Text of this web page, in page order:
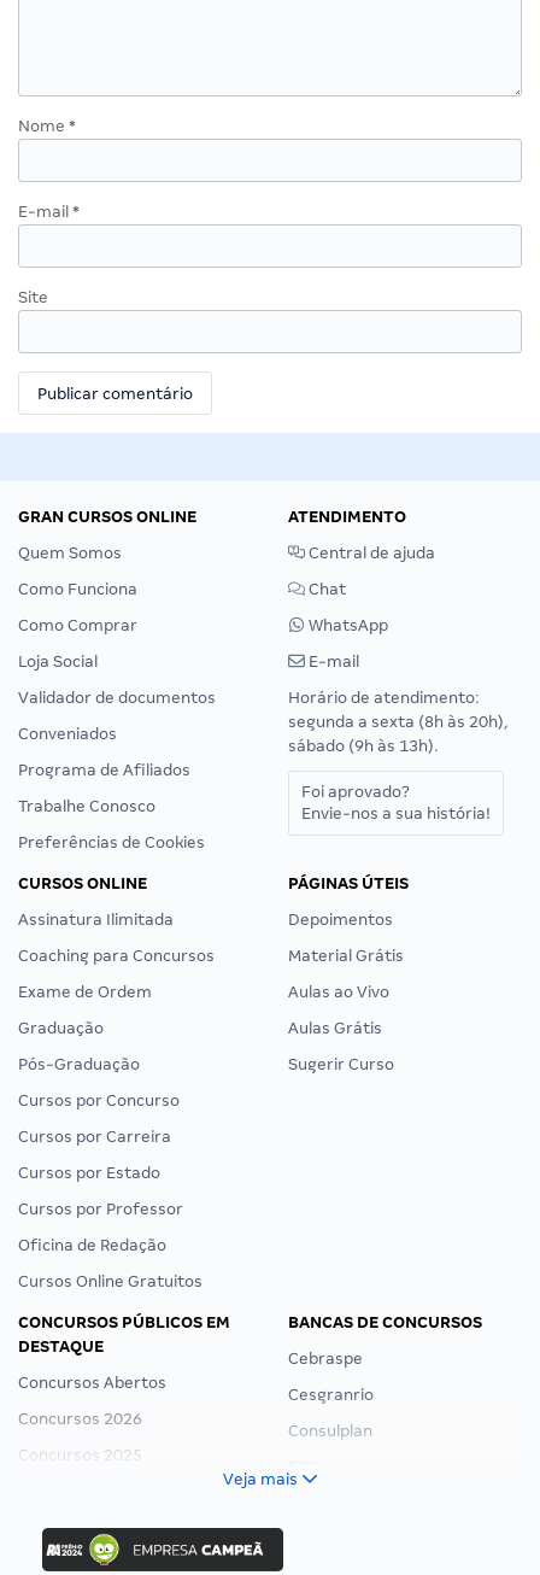
Nome *
E-mail *
Site
GRAN CURSOS ONLINE
Quem Somos
Como Funciona
Como Comprar
Loja Social
Validador de documentos
Conveniados
Programa de Afiliados
Trabalhe Conosco
Preferências de Cookies
ATENDIMENTO
Central de ajuda
Chat
WhatsApp
E-mail
Horário de atendimento:
segunda a sexta (8h às 20h),
sábado (9h às 13h).
Foi aprovado?
Envie-nos a sua história!
CURSOS ONLINE
Assinatura Ilimitada
Coaching para Concursos
Exame de Ordem
Graduação
Pós-Graduação
Cursos por Concurso
Cursos por Carreira
Cursos por Estado
Cursos por Professor
Oficina de Redação
Cursos Online Gratuitos
PÁGINAS ÚTEIS
Depoimentos
Material Grátis
Aulas ao Vivo
Aulas Grátis
Sugerir Curso
CONCURSOS PÚBLICOS EM
DESTAQUE
Concursos Abertos
Concursos 2026
Concursos 2025
Concurso Ibama
Concurso MPU
BANCAS DE CONCURSOS
Cebraspe
Cesgranrio
Consulplan
Veja mais